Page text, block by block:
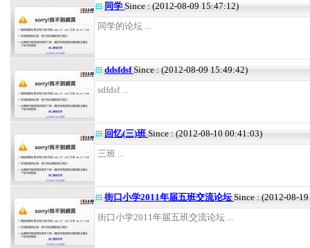
同学 Since : (2012-08-09 15:47:12)
同学的论坛 ...
ddsfdsfSince : (2012-08-09 15:49:42)
sdfdsf ...
回忆(三)班Since : (2012-08-10 00:41:03)
三班 ...
街口小学2011年届五班交流论坛Since : (2012-08-
街口小学2011年届五班交流论坛 ...